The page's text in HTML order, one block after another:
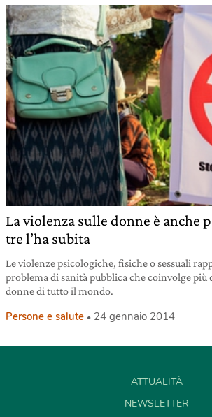
La violenza sulle donne è anche
tre l’ha subita
Le violenze psicologiche, fisiche o sessuali
problema di sanità pubblica che coinvolge più
donne di tutto il mondo.
Persone e salute 24 gennaio 2014
ATTUALITÀ
NEWSLETTER